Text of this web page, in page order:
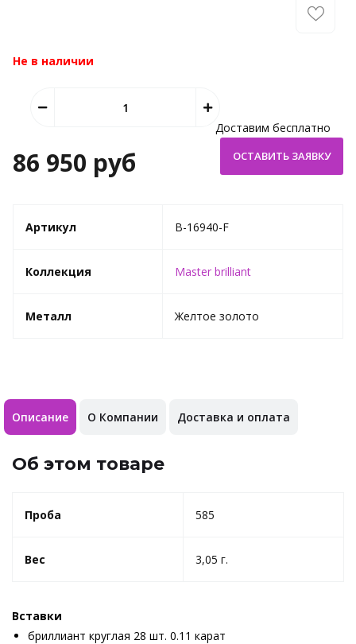
Не в наличии
86 950 руб
Доставим бесплатно
Артикул B-16940-F
Коллекция Master brilliant
Металл Желтое золото
Описание О Компании Доставка и оплата
Об этом товаре
Проба 585
Вес 3,05 г.
Вставки
бриллиант круглая 28 шт. 0.11 карат